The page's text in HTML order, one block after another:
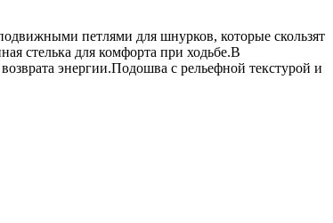
петлями для шнурков, которые скользят
стелька для комфорта при ходьбе.В
энергии.Подошва с рельефной текстурой и